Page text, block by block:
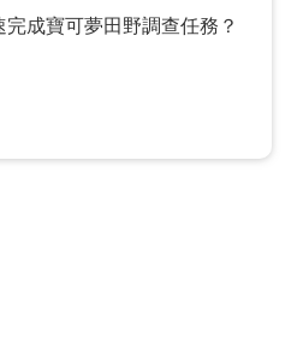
成寶可夢田野調查任務？